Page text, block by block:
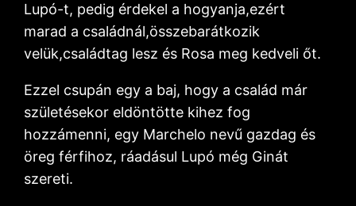
Lupó-t, pedig érdekel a hogyanja,ezért
marad a családnál,összebarátkozik
velük,családtag lesz és Rosa meg kedveli őt.
Ezzel csupán egy a baj, hogy a család már
születésekor eldöntötte kihez fog
hozzámenni, egy Marchelo nevű gazdag és
öreg férfihoz, ráadásul Lupó még Ginát
szereti.